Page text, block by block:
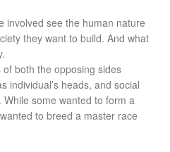
involved see the human nature
they want to build. And what
both the opposing sides
individual’s heads, and social
some wanted to form a
to breed a master race